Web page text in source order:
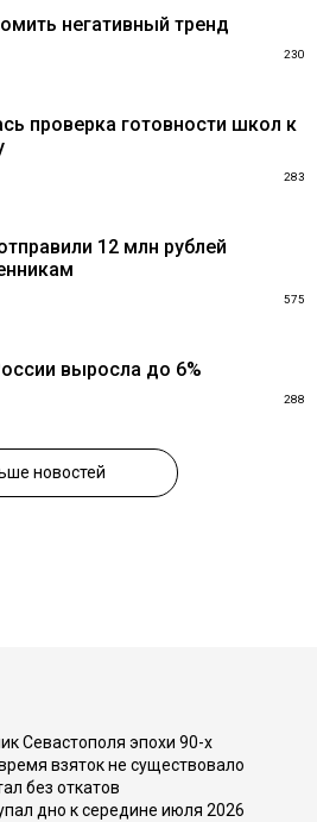
негативный тренд
230
проверка готовности школ к
283
12 млн рублей
575
выросла до 6%
288
новостей
Севастополя эпохи 90-х
взяток не существовало
без откатов
дно к середине июля 2026